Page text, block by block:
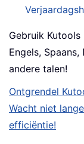
Gebruik
Engels,
andere talen!
Ontgrendel
Wacht niet
efficiëntie!